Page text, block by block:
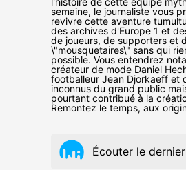
semaine, le journaliste vous
revivre cette aventure
des archives d'Europe 1 et
de joueurs, de supporters et
\"mousquetaires\" sans qui
possible. Vous entendrez
créateur de mode Daniel
footballeur Jean Djorkaeff et
inconnus du grand public
pourtant contribué à la
Remontez le temps, aux
Écouter le